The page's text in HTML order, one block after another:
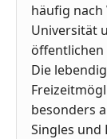
häufig nach
Universität
öffentlichen
Die
besonders
Singles und